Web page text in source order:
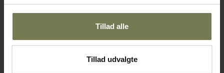
Tillad alle
Tillad udvalgte